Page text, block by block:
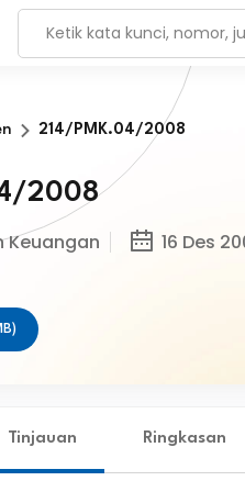
214/PMK.04/2008
2008
Keuangan 16 Des
Tinjauan Ringkasan